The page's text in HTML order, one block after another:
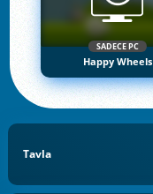
SADECE PC
Happy Wheels
Tavla